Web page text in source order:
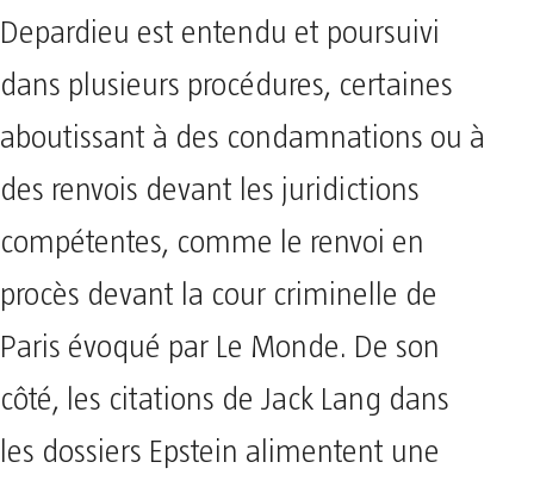
Depardieu est entendu et poursuivi
dans plusieurs procédures, certaines
aboutissant à des condamnations ou à
des renvois devant les juridictions
compétentes, comme le renvoi en
procès devant la cour criminelle de
Paris évoqué par Le Monde. De son
côté, les citations de Jack Lang dans
les dossiers Epstein alimentent une